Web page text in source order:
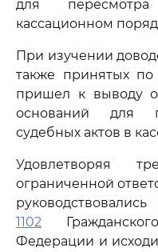
для
кассационном
При изучении
также принятых по
пришел к выводу
оснований для
судебных актов в
Удовлетворяя
ограниченной
1102
Федерации и